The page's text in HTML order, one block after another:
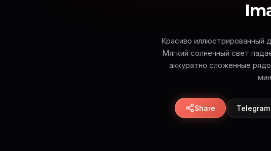
Красиво иллюстрированный
Мягкий солнечный свет
аккуратно сложенные
Share Telegram